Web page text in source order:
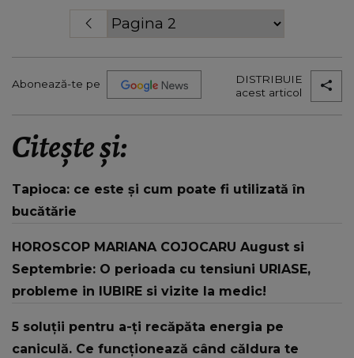
Abonează-te pe
DISTRIBUIE
acest articol
Citește și:
Tapioca: ce este și cum poate fi utilizată în
bucătărie
HOROSCOP MARIANA COJOCARU August si
Septembrie: O perioada cu tensiuni URIASE,
probleme in IUBIRE si vizite la medic!
5 soluții pentru a-ți recăpăta energia pe
caniculă. Ce funcționează când căldura te